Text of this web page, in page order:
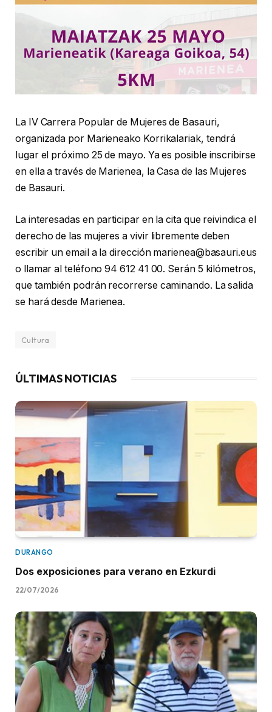
La IV Carrera Popular de Mujeres de Basauri,
organizada por Marieneako Korrikalariak, tendrá
lugar el próximo 25 de mayo. Ya es posible inscribirse
en ella a través de Marienea, la Casa de las Mujeres
de Basauri.
La interesadas en participar en la cita que reivindica el
derecho de las mujeres a vivir libremente deben
escribir un email a la dirección marienea@basauri.eus
o llamar al teléfono 94 612 41 00. Serán 5 kilómetros,
que también podrán recorrerse caminando. La salida
se hará desde Marienea.
Cultura
ÚLTIMAS NOTICIAS
DURANGO
Dos exposiciones para verano en Ezkurdi
22/07/2026